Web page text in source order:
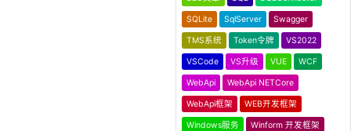
SQLite SqlServer Swagger
TMS系统 Token令牌 VS2022
VSCode VS升级 VUE WCF
WebApi WebApi NETCore
WebApi框架 WEB开发框架
Windows服务 Winform 开发框架